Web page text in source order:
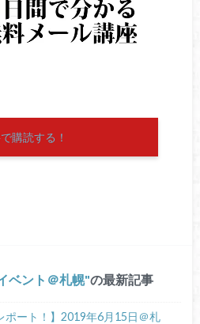
購読する！
ベント＠札幌 の最新記事
ポート！】2019年6月15日＠札